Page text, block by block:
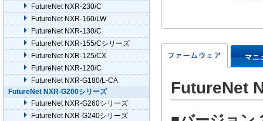
FutureNet
FutureNet NXR-230/C
FutureNet NXR-160/LW
FutureNet NXR-130/C
FutureNet NXR-155/Cシリーズ
FutureNet NXR-125/CX
FutureNet NXR-120/C
FutureNet NXR-G180/L-CA
FutureNet NXR-G200シリーズ
FutureNet NXR-G260シリーズ
FutureNet NXR-G240シリーズ